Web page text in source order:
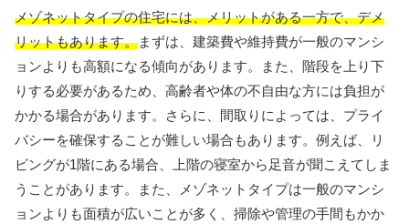
メゾネットタイプの住宅には、メリットがある一方で、デメ
リットもあります。まずは、建築費や維持費が一般のマンシ
ョンよりも高額になる傾向があります。また、階段を上り下
りする必要があるため、高齢者や体の不自由な方には負担が
かかる場合があります。さらに、間取りによっては、プライ
バシーを確保することが難しい場合もあります。例えば、リ
ビングが1階にある場合、上階の寝室から足音が聞こえてしま
うことがあります。また、メゾネットタイプは一般のマンシ
ョンよりも面積が広いことが多く、掃除や管理の手間もかか